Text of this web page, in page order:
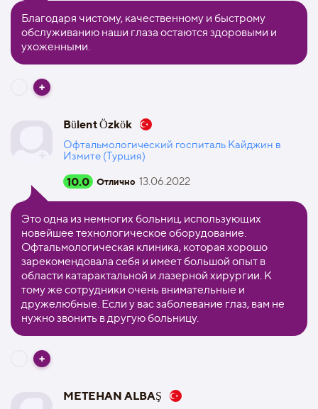
Благодаря чистому, качественному и быстрому
обслуживанию наши глаза остаются здоровыми и
ухоженными.
Bülent Özkök
Офтальмологический госпиталь Кайджин в
Измите (Турция)
10.0 Отлично 13.06.2022
Это одна из немногих больниц, использующих
новейшее технологическое оборудование.
Офтальмологическая клиника, которая хорошо
зарекомендовала себя и имеет большой опыт в
области катарактальной и лазерной хирургии. К
тому же сотрудники очень внимательные и
дружелюбные. Если у вас заболевание глаз, вам не
нужно звонить в другую больницу.
METEHAN ALBAŞ